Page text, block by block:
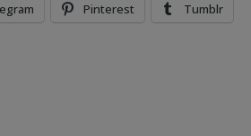
Pinterest Tumblr